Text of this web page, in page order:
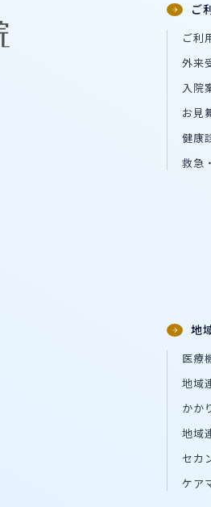
ご
ご利
外来
入院
お見
健康
救急
地
医療
地域
かか
地域
セカ
ケア